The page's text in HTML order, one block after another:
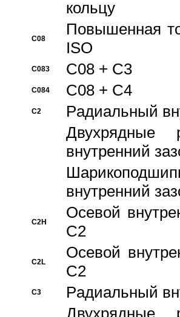
кольцу
C08
Повышенная
ISO
C083 C08 + C3
C084 C08 + C4
C2
Pадиальный
Двухрядные
внутренний
внутренний
C2H
Осевой
C2
C2L
Осевой
C2
C3
Pадиальный
Двухрядные